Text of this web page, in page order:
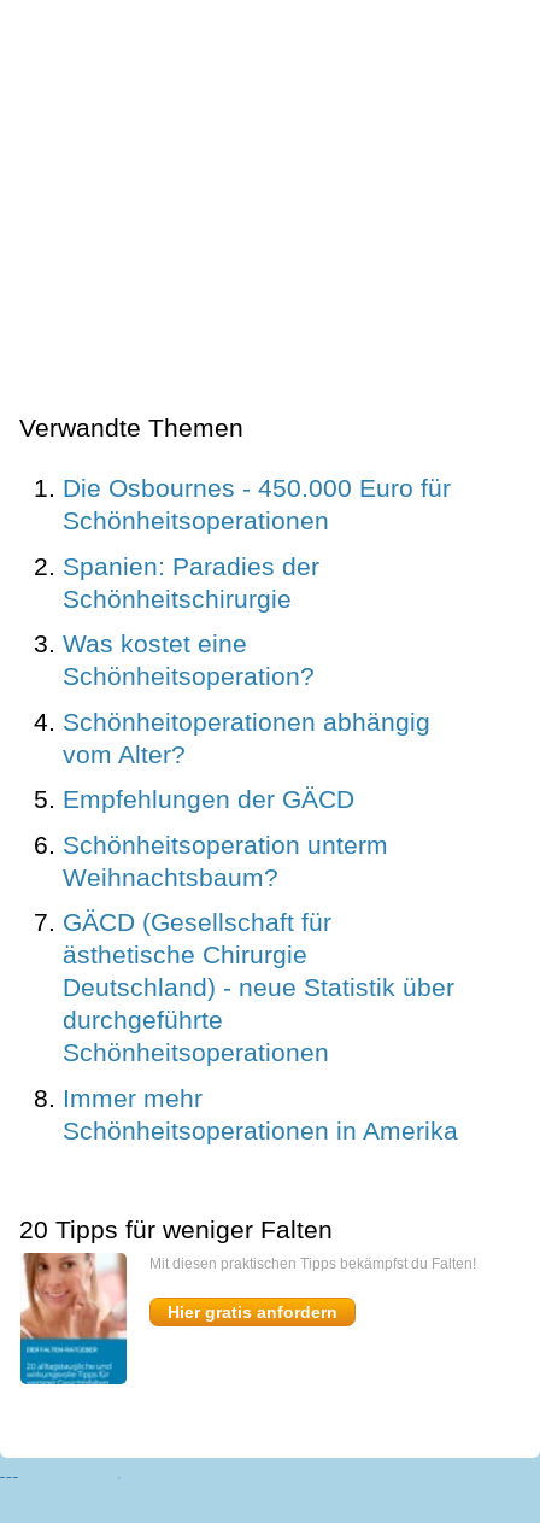
Verwandte Themen
Die Osbournes - 450.000 Euro für
Schönheitsoperationen
Spanien: Paradies der
Schönheitschirurgie
Was kostet eine
Schönheitsoperation?
Schönheitoperationen abhängig
vom Alter?
Empfehlungen der GÄCD
Schönheitsoperation unterm
Weihnachtsbaum?
GÄCD (Gesellschaft für
ästhetische Chirurgie
Deutschland) - neue Statistik über
durchgeführte
Schönheitsoperationen
Immer mehr
Schönheitsoperationen in Amerika
20 Tipps für weniger Falten
Mit diesen praktischen Tipps bekämpfst du Falten!
Hier gratis anfordern